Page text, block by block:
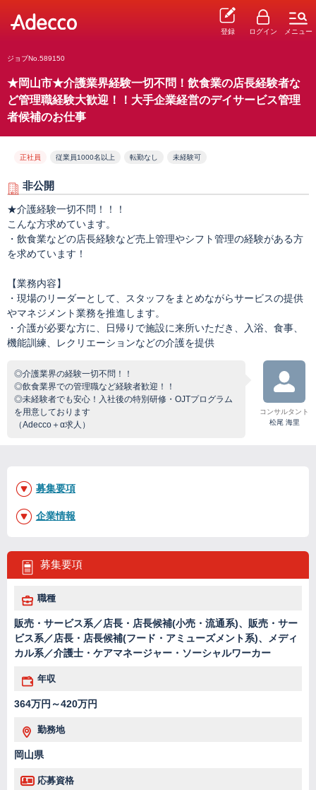
登録 ログイン メニュー
ジョブNo.589150
★岡山市★介護業界経験一切不問！飲食業の店長経験者な
ど管理職経験大歓迎！！大手企業経営のデイサービス管理
者候補のお仕事
正社員 従業員1000名以上 転勤なし 未経験可
非公開
★介護経験一切不問！！！
こんな方求めています。
・飲食業などの店長経験など売上管理やシフト管理の経験がある方
を求めています！
【業務内容】
・現場のリーダーとして、スタッフをまとめながらサービスの提供
やマネジメント業務を推進します。
・介護が必要な方に、日帰りで施設に来所いただき、入浴、食事、
機能訓練、レクリエーションなどの介護を提供
◎介護業界の経験一切不問！！
◎飲食業界での管理職など経験者歓迎！！
◎未経験者でも安心！入社後の特別研修・OJTプログラム
を用意しております
（Adecco＋α求人）
コンサルタント
松尾 海里
募集要項
職種
販売・サービス系／店長・店長候補(小売・流通系)、販売・サー
ビス系／店長・店長候補(フード・アミューズメント系)、メディ
カル系／介護士・ケアマネージャー・ソーシャルワーカー
年収
364万円～420万円
勤務地
岡山県
応募資格
募集要項
企業情報